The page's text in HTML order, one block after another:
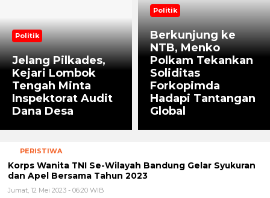
Politik
Jelang Pilkades,
Kejari Lombok
Tengah Minta
Inspektorat Audit
Dana Desa
Politik
Berkunjung ke
NTB, Menko
Polkam Tekankan
Soliditas
Forkopimda
Hadapi Tantangan
Global
PERISTIWA
Korps Wanita TNI Se-Wilayah Bandung Gelar Syukuran
dan Apel Bersama Tahun 2023
Jumat, 12 Mei 2023 - 06:20 WIB